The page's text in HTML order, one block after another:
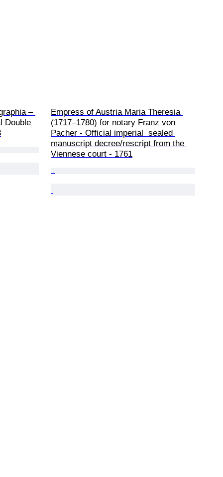
–
Double
Empress of Austria Maria Theresia
(1717–1780) for notary Franz von
Pacher - Official imperial  sealed
manuscript decree/rescript from the
Viennese court - 1761